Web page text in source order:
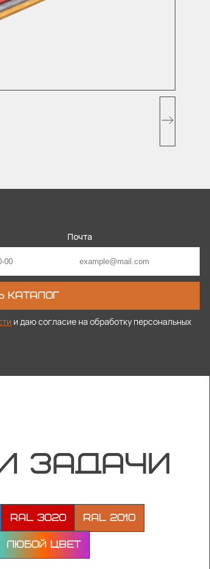
Почта
КАТАЛОГ
и даю согласие на обработку персональных
ЗАДАЧИ
RAL 3020 RAL 2010
Любой цвет